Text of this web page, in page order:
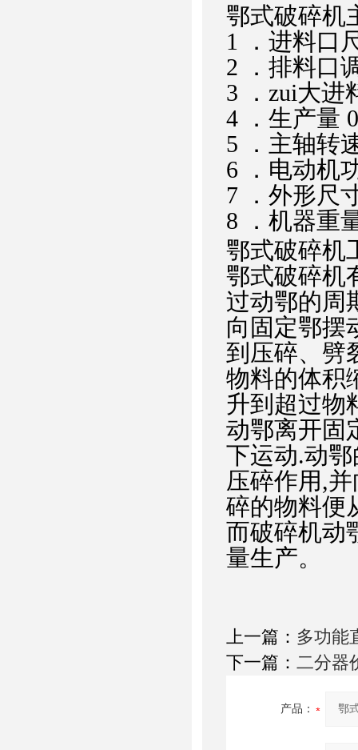
鄂式破碎机
1 ．进料
2 ．排料
3 ．zui大进
4 ．生产量
5 ．主
6 ．电
7 ．外形尺
8 ．机
鄂式破碎机
鄂式破碎机
过动鄂的周
向固定鄂摆
到压碎、劈
物料的体积
升到超过物
动鄂离开固
下运动.动
压碎作用,
碎的物料便
而破碎机动
量生产。
上一篇： 多功能
下一篇： 二分器
产品：